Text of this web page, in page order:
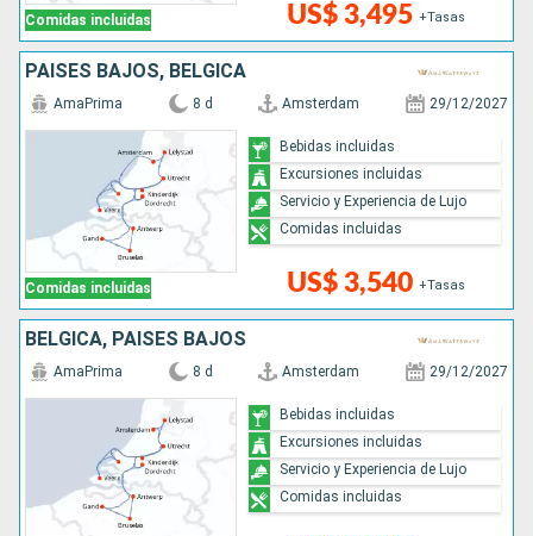
Comidas incluidas US$ 3,495 +Tasas
PAISES BAJOS, BÉLGICA
Comidas incluidas
AmaPrima 8 d Amsterdam 29/12/2027
US$ 3,540 +Tasas
Bebidas incluidas
Excursiones incluidas
Servicio y Experiencia de Lujo
Comidas incluidas
BÉLGICA, PAISES BAJOS
AmaPrima 8 d Amsterdam 29/12/2027
Bebidas incluidas
Excursiones incluidas
Servicio y Experiencia de Lujo
Comidas incluidas